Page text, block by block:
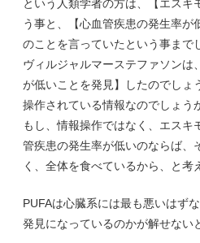
という人類学者の方は、【エスキ
う事と、【心血管疾患の発生率が
のことを言っていたという事まで
ヴィルジャルマーステファソンは
が低いことを発見】したのでしょ
操作されている情報なのでしょう
もし、情報操作ではなく、エスキ
管疾患の発生率が低いのならば、
く、全体を食べているから、と考
PUFAは心臓系には最も悪いはず
発見になっているのかが解せない